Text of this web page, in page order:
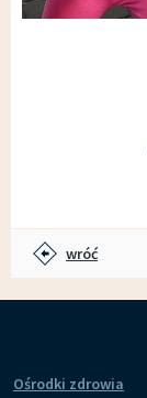
wróć
Ośrodki zdrowia